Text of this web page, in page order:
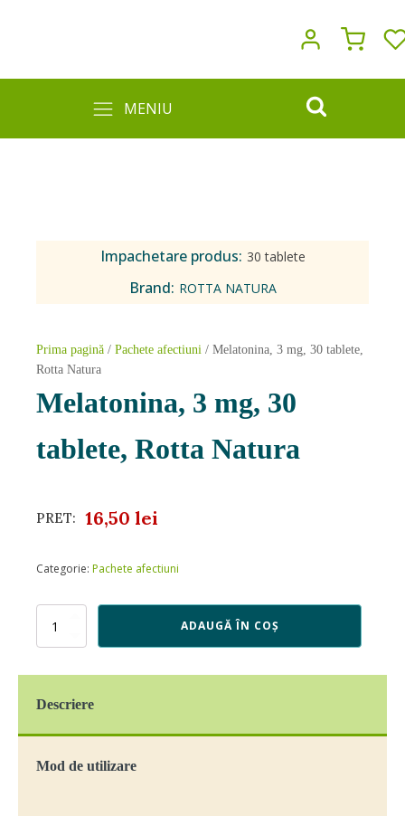
MENIU
Impachetare produs: 30 tablete
Brand: ROTTA NATURA
Prima pagină / Pachete afectiuni / Melatonina, 3 mg, 30 tablete,
Rotta Natura
Melatonina, 3 mg, 30
tablete, Rotta Natura
PRET: 16,50 lei
Categorie: Pachete afectiuni
Cantitate
mg,
tablete,
Natura
ADAUGĂ ÎN COȘ
Descriere
Mod de utilizare